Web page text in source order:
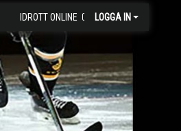
IDROTT ONLINE LOGGA IN